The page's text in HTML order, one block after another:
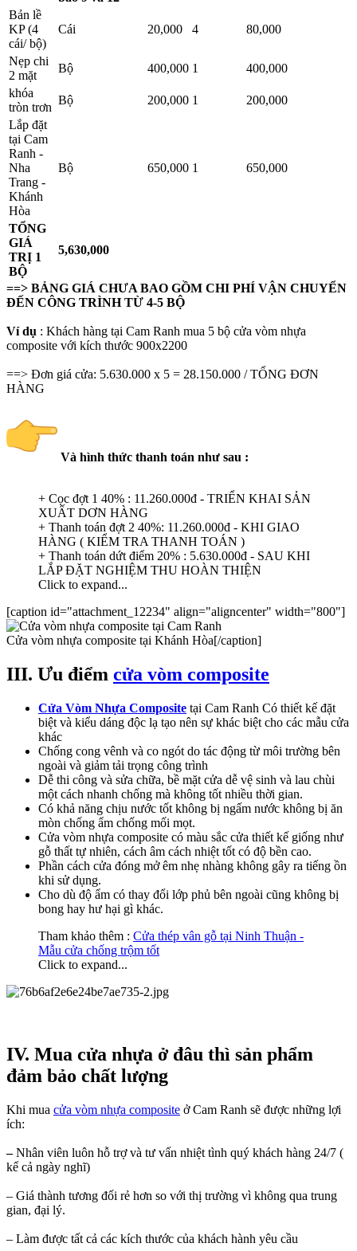
Bản lề
KP (4
cái/ bộ)
Cái 20,000 4 80,000
Nẹp chi
2 mặt
Bộ 400,000 1
400,000
khóa
tròn trơn
Bộ 200,000 1
200,000
Lắp đặt
tại Cam
Ranh -
Nha
Trang -
Khánh
Hòa
Bộ 650,000 1 650,000
TỔNG
GIÁ
TRỊ 1
BỘ
5,630,000
==> BẢNG GIÁ CHƯA BAO GỒM CHI PHÍ VẬN CHUYỂN
ĐẾN CÔNG TRÌNH TỪ 4-5 BỘ
Ví dụ : Khách hàng tại Cam Ranh mua 5 bộ cửa vòm nhựa
composite với kích thước 900x2200
==> Đơn giá cửa: 5.630.000 x 5 = 28.150.000 / TỔNG ĐƠN
HÀNG
Và hình thức thanh toán như sau :
+ Cọc đợt 1 40% : 11.260.000đ - TRIỂN KHAI SẢN
XUẤT DƠN HÀNG
+ Thanh toán đợt 2 40%: 11.260.000đ - KHI GIAO
HÀNG ( KIỂM TRA THANH TOÁN )
+ Thanh toán dứt điểm 20% : 5.630.000đ - SAU KHI
LẮP ĐẶT NGHIỆM THU HOÀN THIỆN
Click to expand...
[caption id="attachment_12234" align="aligncenter" width="800"]
Cửa vòm nhựa composite tại Khánh Hòa[/caption]
III. Ưu điểm cửa vòm composite
Cửa Vòm Nhựa Composite tại Cam Ranh Có thiết kế đặt
biệt và kiểu dáng độc lạ tạo nên sự khác biệt cho các mẫu cửa
khác
Chống cong vênh và co ngót do tác động từ môi trường bên
ngoài và giảm tải trọng công trình
Dễ thi công và sửa chữa, bề mặt cửa dễ vệ sinh và lau chùi
một cách nhanh chống mà không tốt nhiều thời gian.
Có khả năng chịu nước tốt không bị ngấm nước không bị ăn
mòn chống ẩm chống mối mọt.
Cửa vòm nhựa composite có màu sắc cửa thiết kế giống như
gỗ thất tự nhiên, cách âm cách nhiệt tốt có độ bền cao.
Phần cách cửa đóng mở êm nhẹ nhàng không gây ra tiếng ồn
khi sử dụng.
Cho dù độ ẩm có thay đổi lớp phủ bên ngoài cũng không bị
bong hay hư hại gì khác.
Tham khảo thêm : Cửa thép vân gỗ tại Ninh Thuận -
Mẫu cửa chống trộm tốt
Click to expand...
IV. Mua cửa nhựa ở đâu thì sản phẩm
đảm bảo chất lượng
Khi mua cửa vòm nhựa composite ở Cam Ranh sẽ được những lợi
ích:
–Nhân viên luôn hỗ trợ và tư vấn nhiệt tình quý khách hàng 24/7 (
kể cả ngày nghĩ)
– Giá thành tương đối rẻ hơn so với thị trường vì không qua trung
gian, đại lý.
– Làm được tất cả các kích thước của khách hành yêu cầu